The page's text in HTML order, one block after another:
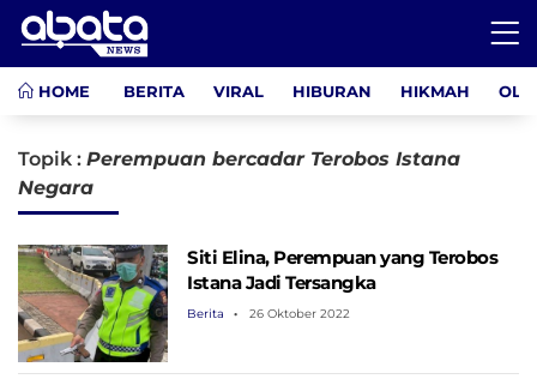
HOME BERITA VIRAL HIBURAN HIKMAH
Topik : Perempuan bercadar Terobos Istana
Negara
Siti Elina, Perempuan yang Terobos
Istana Jadi Tersangka
Berita 26 Oktober 2022